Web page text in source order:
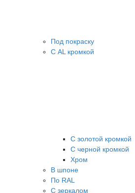
Под покраску
С AL кромкой
С золотой кромкой
С черной кромкой
Хром
В шпоне
По RAL
С зеркалом